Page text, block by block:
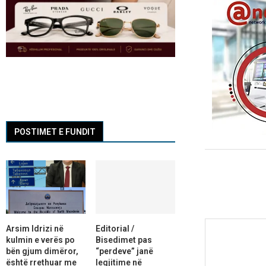
POSTIMET E FUNDIT
Arsim Idrizi në
kulmin e verës po
bën gjum dimëror,
është rrethuar me
Editorial /
Bisedimet pas
“perdeve” janë
legjitime në